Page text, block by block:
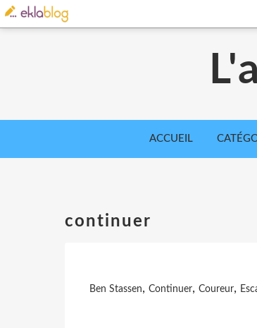
ACCUEIL
continuer
Ben Stassen, Continuer, Coureur,